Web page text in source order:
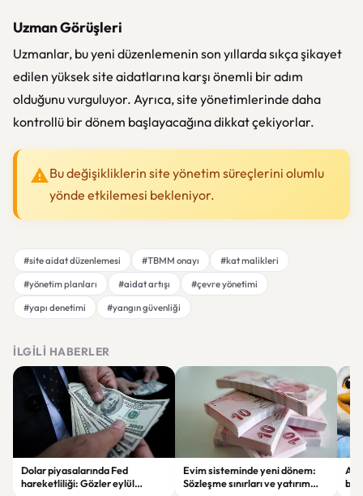
Uzman Görüşleri
Uzmanlar, bu yeni düzenlemenin son yıllarda sıkça şikayet
edilen yüksek site aidatlarına karşı önemli bir adım
olduğunu vurguluyor. Ayrıca, site yönetimlerinde daha
kontrollü bir dönem başlayacağına dikkat çekiyorlar.
Bu değişikliklerin site yönetim süreçlerini olumlu
yönde etkilemesi bekleniyor.
#site aidat düzenlemesi #TBMM onayı
#kat malikleri
#yönetim planları
#aidat artışı
#çevre yönetimi
#yapı denetimi
#yangın güvenliği
İLGILI HABERLER
Dolar piyasalarında Fed
hareketliliği: Gözler eylül
Evim sisteminde yeni dönem:
Sözleşme sınırları ve yatırım